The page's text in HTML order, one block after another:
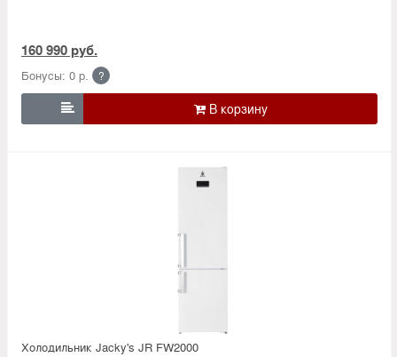
160 990 руб.
Бонусы: 0 р. ?

Холодильник Jacky's JR FW2000